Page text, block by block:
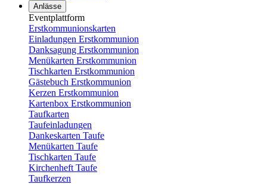
Anlässe
Eventplattform
Erstkommunionskarten
Einladungen Erstkommunion
Danksagung Erstkommunion
Menükarten Erstkommunion
Tischkarten Erstkommunion
Gästebuch Erstkommunion
Kerzen Erstkommunion
Kartenbox Erstkommunion
Taufkarten
Taufeinladungen
Dankeskarten Taufe
Menükarten Taufe
Tischkarten Taufe
Kirchenheft Taufe
Taufkerzen